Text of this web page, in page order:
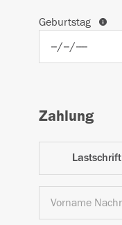
Geburtstag
Zahlung
Lastschrift